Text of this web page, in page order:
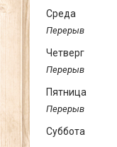
Среда
Четверг
Пятница
Суббота